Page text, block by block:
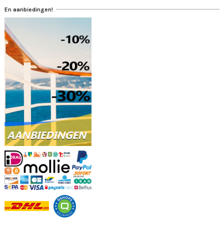
En aanbiedingen!